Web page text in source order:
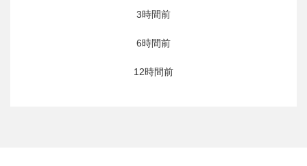
3時間前
6時間前
12時間前